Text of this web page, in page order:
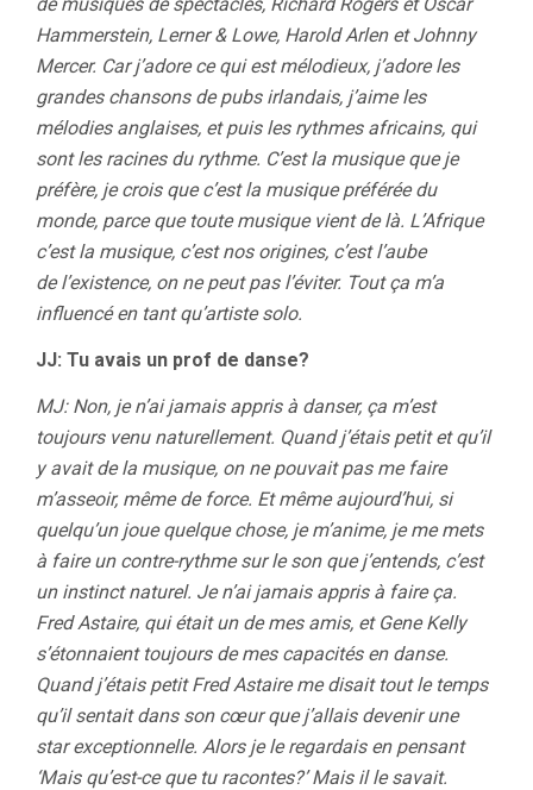
Hammerstein, Lerner & Lowe, Harold Arlen et Johnny
Mercer. Car j’adore ce qui est mélodieux, j’adore les
grandes chansons de pubs irlandais, j’aime les
mélodies anglaises, et puis les rythmes africains, qui
sont les racines du rythme. C’est la musique que je
préfère, je crois que c’est la musique préférée du
monde, parce que toute musique vient de là. L’Afrique
c’est la musique, c’est nos origines, c’est l’aube
de l’existence, on ne peut pas l’éviter. Tout ça m’a
influencé en tant qu’artiste solo.
JJ: Tu avais un prof de danse?
MJ: Non, je n’ai jamais appris à danser, ça m’est
toujours venu naturellement. Quand j’étais petit et qu’il
y avait de la musique, on ne pouvait pas me faire
m’asseoir, même de force. Et même aujourd’hui, si
quelqu’un joue quelque chose, je m’anime, je me mets
à faire un contre-rythme sur le son que j’entends, c’est
un instinct naturel. Je n’ai jamais appris à faire ça.
Fred Astaire, qui était un de mes amis, et Gene Kelly
s’étonnaient toujours de mes capacités en danse.
Quand j’étais petit Fred Astaire me disait tout le temps
qu’il sentait dans son cœur que j’allais devenir une
star exceptionnelle. Alors je le regardais en pensant
‘Mais qu’est-ce que tu racontes?’ Mais il le savait.